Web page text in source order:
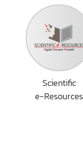
Scientific
e-Resources